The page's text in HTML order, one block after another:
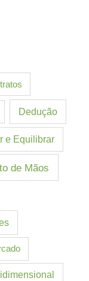
Dedução
e Equilibrar
de Mãos